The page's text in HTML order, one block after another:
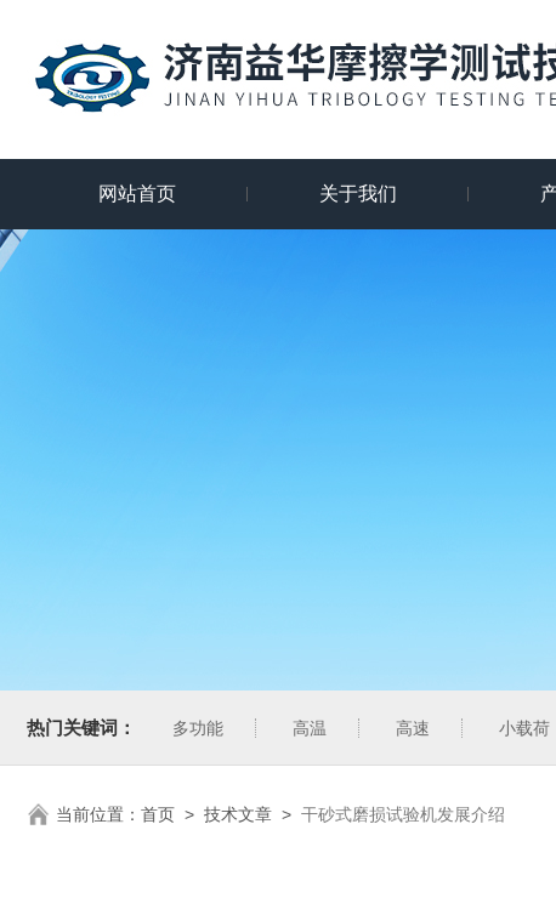
网站首页 关于我们
热门关键词： 多功能 高温 高速 小载荷
当前位置： 首页 > 技术文章 > 干砂式磨损试验机发展介绍